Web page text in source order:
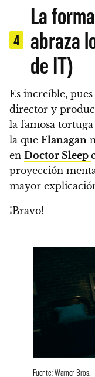
4
La
abraza
de IT)
Es increíble,
director y
la famosa
la que Flanagan
en Doctor Sleep
proyección
mayor
¡Bravo!
Fuente: Warner Bros.